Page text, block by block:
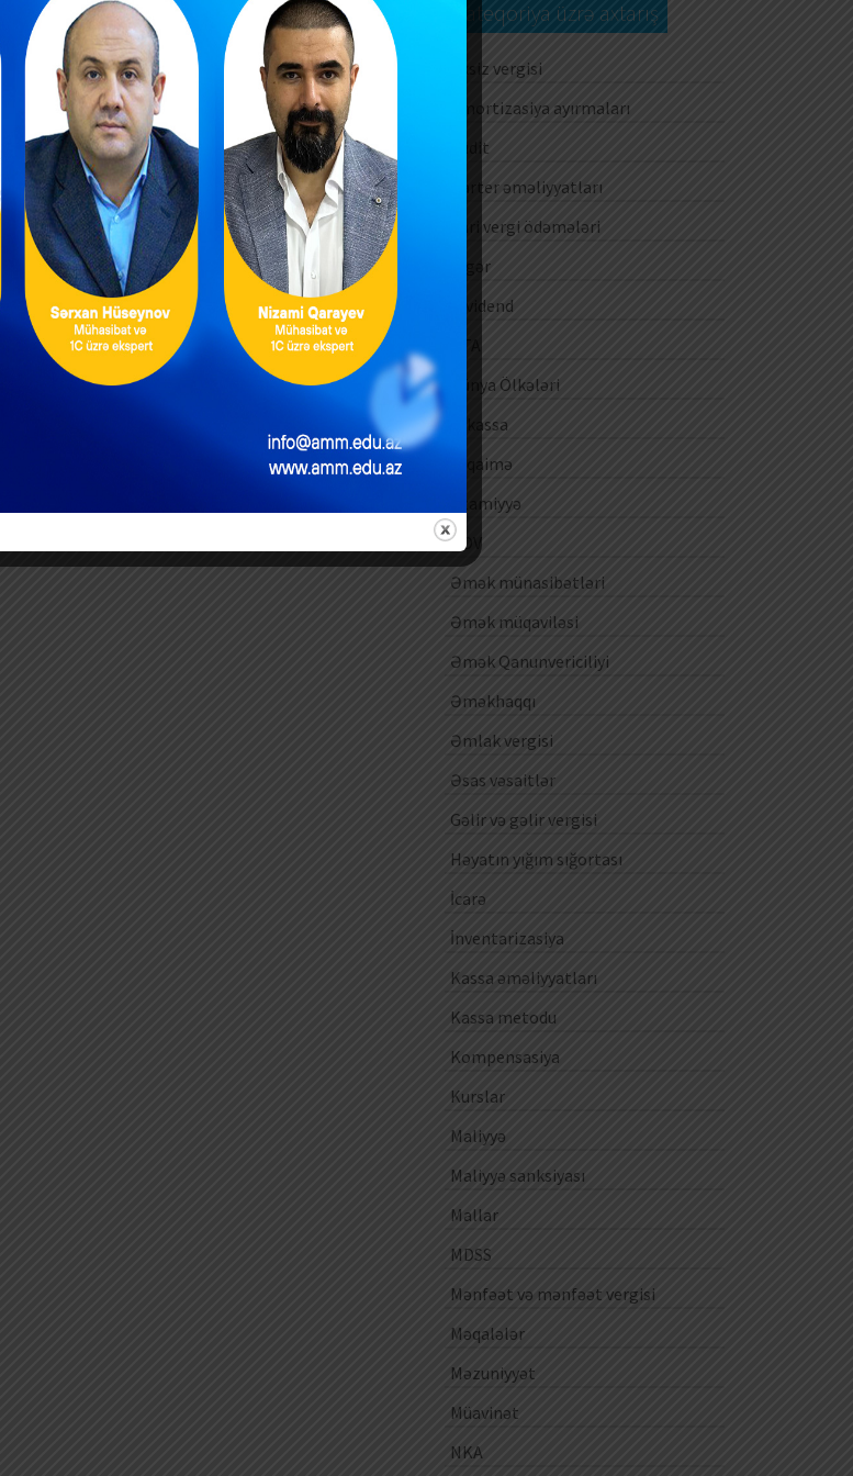
Kateqoriya üzrə axtarış
Aksiz vergisi
Amortizasiya ayırmaları
Audit
Barter əməliyyatları
Cari vergi ödəmələri
Digər
Dividend
Dünya Ölkələri
E-kassa
E-qaimə
Ezamiyyə
ƏDV
Əmək münasibətləri
Əmək müqaviləsi
Əmək Qanunvericiliyi
Əməkhaqqı
Əmlak vergisi
Əsas vəsaitlər
Gəlir və gəlir vergisi
Həyatın yığım sığortası
İcarə
İnventarizasiya
Kassa əməliyyatları
Kassa metodu
Kompensasiya
Kurslar
Maliyyə
Maliyyə sanksiyası
Mallar
MDSS
Mənfəət və mənfəət vergisi
Məqalələr
Məzuniyyət
Müavinət
NKA